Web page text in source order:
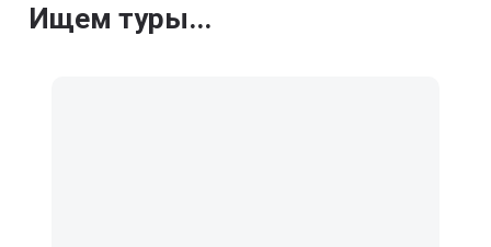
Ищем туры...